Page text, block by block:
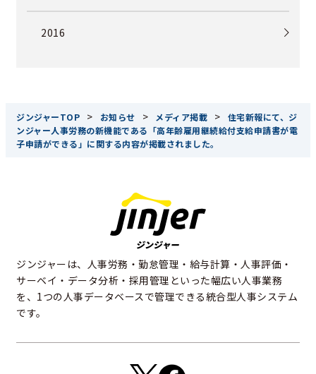
2016
ジンジャーTOP > お知らせ > メディア掲載 >
住宅新報にて、ジ
ンジャー人事労務の新機能である「高年齢雇用継続給付支給申請書が電
子申請ができる」に関する内容が掲載されました。
ジンジャーは、人事労務・勤怠管理・給与計算・人事評価・
サーベイ・データ分析・採用管理といった幅広い人事業務
を、1つの人事データベースで管理できる統合型人事システム
です。